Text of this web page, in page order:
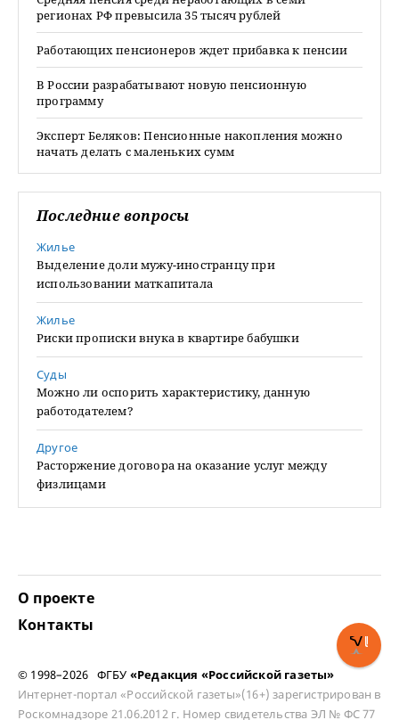
регионах РФ превысила 35 тысяч рублей
Работающих пенсионеров ждет прибавка к пенсии
В России разрабатывают новую пенсионную
программу
Эксперт Беляков: Пенсионные накопления можно
начать делать с маленьких сумм
Последние вопросы
Жилье
Выделение доли мужу-иностранцу при
использовании маткапитала
Жилье
Риски прописки внука в квартире бабушки
Суды
Можно ли оспорить характеристику, данную
работодателем?
Другое
Расторжение договора на оказание услуг между
физлицами
О проекте
Контакты
© 1998–2026 ФГБУ «Редакция «Российской газеты»
Интернет-портал «Российской газеты»(16+) зарегистрирован в
Роскомнадзоре 21.06.2012 г. Номер свидетельства ЭЛ № ФС 77